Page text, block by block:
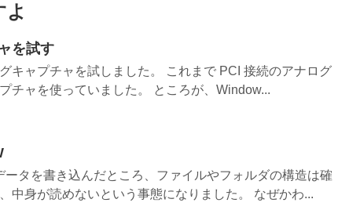
を試す
キャプチャを試しました。 これまで PCI 接続のアナログ
チャを使っていました。 ところが、Window...
ータを書き込んだところ、ファイルやフォルダの構造は確
中身が読めないという事態になりました。 なぜかわ...